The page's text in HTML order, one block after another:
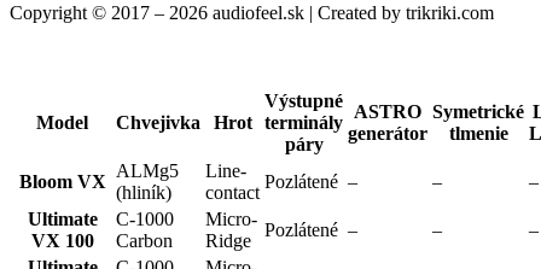
Copyright © 2017 – 2026 audiofeel.sk | Created by trikriki.com
Model Chvejivka Hrot
Výstupné
terminály
páry
ASTRO
generátor
Symetrické
tlmenie
Bloom VX
ALMg5
(hliník)
Line-
contact
Pozlátené – –
–
Ultimate
VX 100
C-1000
Carbon
Micro-
Ridge
Pozlátené – –
–